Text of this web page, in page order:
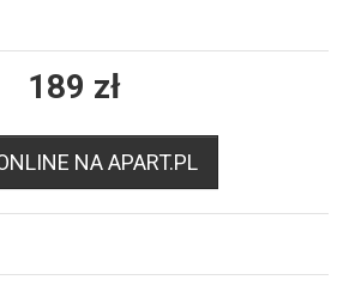
189 zł
NA APART.PL